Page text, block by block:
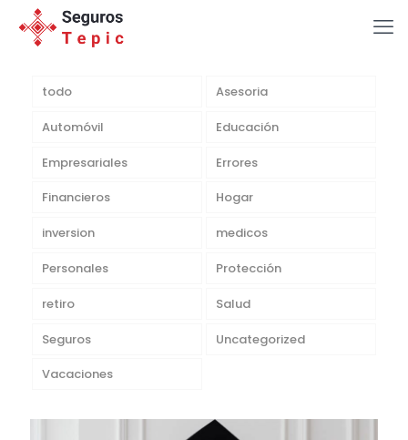
todo Asesoria
Automóvil Educación
Empresariales Errores
Financieros Hogar
inversion medicos
Personales Protección
retiro Salud
Seguros Uncategorized
Vacaciones